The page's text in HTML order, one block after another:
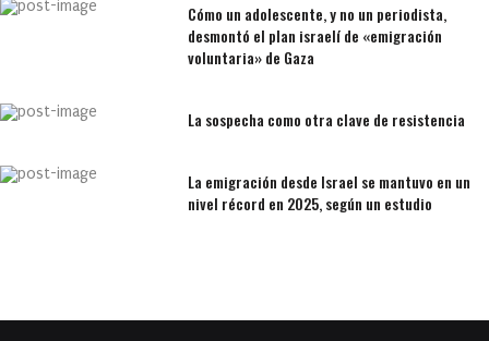
Cómo un adolescente, y no un periodista,
desmontó el plan israelí de «emigración
voluntaria» de Gaza
La sospecha como otra clave de resistencia
La emigración desde Israel se mantuvo en un
nivel récord en 2025, según un estudio